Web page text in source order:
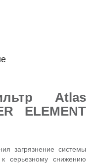
Atlas
ELEMENT
загрязнение системы
серьезному снижению